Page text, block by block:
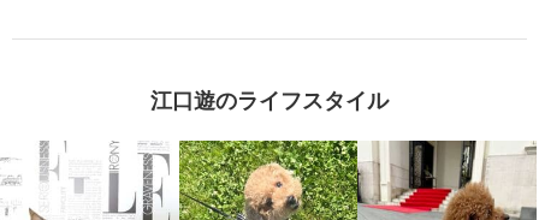
江口遊のライフスタイル